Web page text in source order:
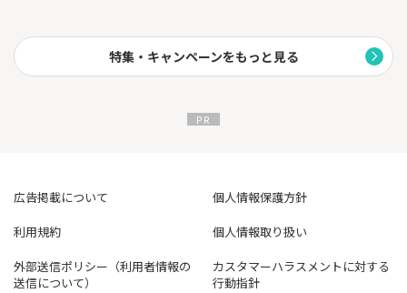
特集・キャンペーンをもっと見る
広告掲載について
個人情報保護方針
利用規約
個人情報取り扱い
外部送信ポリシー（利用者情報の
送信について）
カスタマーハラスメントに対する
行動指針